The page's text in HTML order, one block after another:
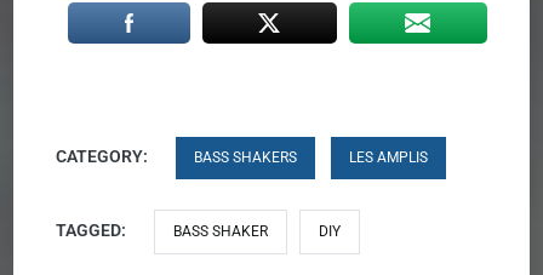
CATEGORY: BASS SHAKERS LES AMPLIS
TAGGED: BASS SHAKER DIY